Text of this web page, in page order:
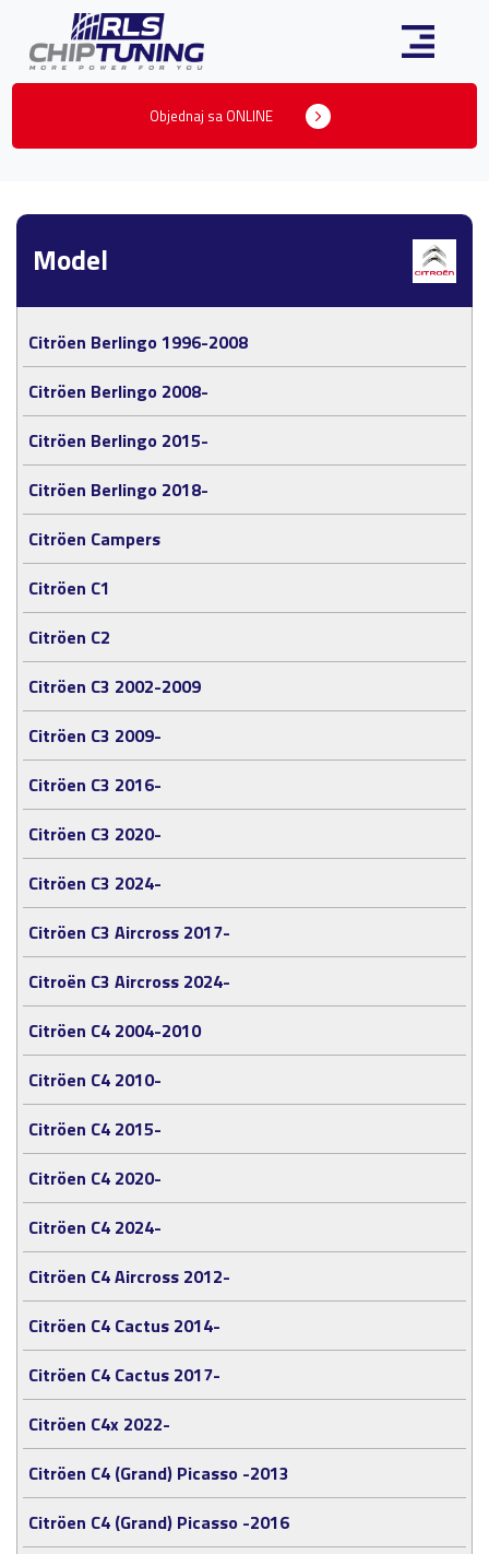
Objednaj sa ONLINE
Model
Citröen Berlingo 1996-2008
Citröen Berlingo 2008-
Citröen Berlingo 2015-
Citröen Berlingo 2018-
Citröen Campers
Citröen C1
Citröen C2
Citröen C3 2002-2009
Citröen C3 2009-
Citröen C3 2016-
Citröen C3 2020-
Citröen C3 2024-
Citröen C3 Aircross 2017-
Citroën C3 Aircross 2024-
Citröen C4 2004-2010
Citröen C4 2010-
Citröen C4 2015-
Citröen C4 2020-
Citröen C4 2024-
Citröen C4 Aircross 2012-
Citröen C4 Cactus 2014-
Citröen C4 Cactus 2017-
Citröen C4x 2022-
Citröen C4 (Grand) Picasso -2013
Citröen C4 (Grand) Picasso -2016